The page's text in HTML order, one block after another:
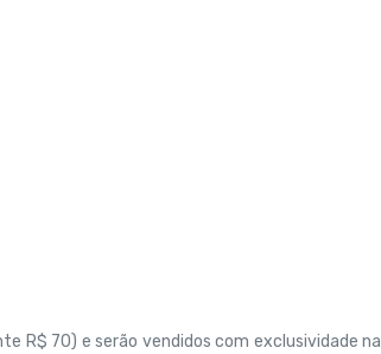
R$ 70) e serão vendidos com exclusividade na